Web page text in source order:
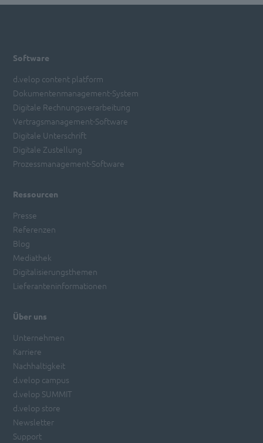
Akzeptieren
Software
d.velop content platform
Dokumentenmanagement-System
Digitale Rechnungsverarbeitung
Vertragsmanagement-Software
Digitale Unterschrift
Digitale Zustellung
Prozessmanagement-Software
Ressourcen
Presse
Referenzen
Blog
Mediathek
Digitalisierungsthemen
Lieferanteninformationen
Über uns
Unternehmen
Karriere
Nachhaltigkeit
d.velop campus
d.velop SUMMIT
d.velop store
Newsletter
Support